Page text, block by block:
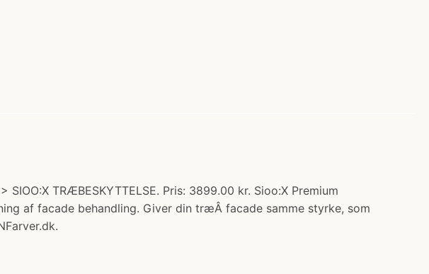
TRÆBESKYTTELSE. Pris: 3899.00 kr. Sioo:X Premium
af facade behandling. Giver din træÂ facade samme styrke, som